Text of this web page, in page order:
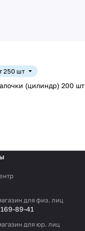
250 шт
(цилиндр) 200 шт
для физ. лиц
89-41
для юр. лиц